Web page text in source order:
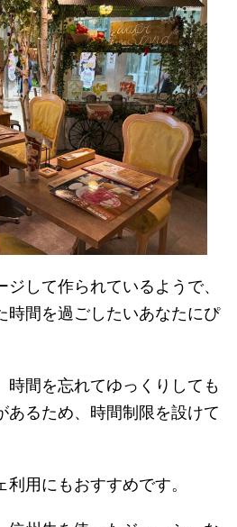
して作られているようで、
時間を過ごしたいあなたにぴ
時間を忘れてゆっくりしても
あるため、時間制限を設けて
用にもおすすめです。